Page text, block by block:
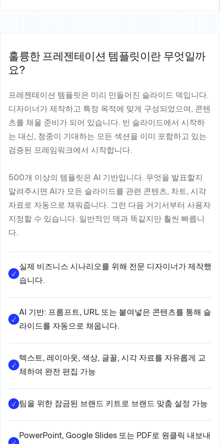
훌륭한 프레젠테이션 템플릿이란 무엇일까
요?
프레젠테이션 템플릿은 미리 만들어진 슬라이드 덱입니다.
디자이너가 제작하고 특정 목적에 맞게 구성되었으며, 콘텐
츠를 채울 준비가 되어 있습니다. 빈 슬라이드에서 시작하
는 대신, 청중이 기대하는 모든 섹션을 이미 포함하고 있는
검증된 프레임워크에서 시작합니다.
500개 이상의 템플릿은 AI 기반입니다. 무엇을 발표할지
알려주시면 AI가 모든 슬라이드를 관련 콘텐츠, 차트, 시각
자료로 자동으로 채워줍니다. 그런 다음 거기서부터 사용자
지정할 수 있습니다. 일반적인 덱과 똑같지만 훨씬 빠릅니
다.
실제 비즈니스 시나리오를 위해 전문 디자이너가 제작했
습니다.
AI 기반: 프롬프트, URL 또는 붙여넣은 콘텐츠를 통해 슬
라이드를 자동으로 채웁니다.
텍스트, 레이아웃, 색상, 글꼴, 시각 자료를 자유롭게 교
체하여 완전 편집 가능
팀을 위한 잠금된 브랜드 키트로 브랜드 맞춤 설정 가능
PowerPoint, Google Slides 또는 PDF로 원클릭 내보내